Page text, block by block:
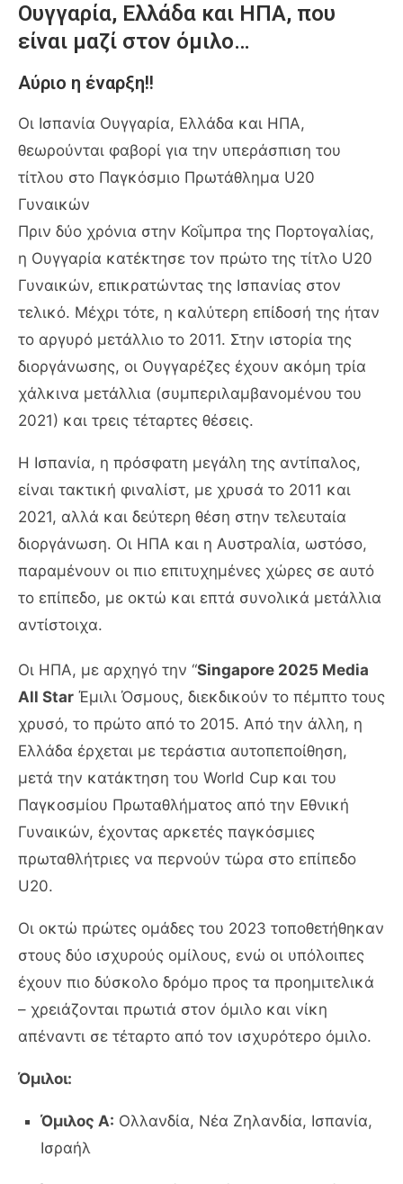
Ουγγαρία, Ελλάδα και ΗΠΑ, που
είναι μαζί στον όμιλο…
Αύριο η έναρξη!!
Οι Ισπανία Ουγγαρία, Ελλάδα και ΗΠΑ,
θεωρούνται φαβορί για την υπεράσπιση του
τίτλου στο Παγκόσμιο Πρωτάθλημα U20
Γυναικών
Πριν δύο χρόνια στην Κοΐμπρα της Πορτογαλίας,
η Ουγγαρία κατέκτησε τον πρώτο της τίτλο U20
Γυναικών, επικρατώντας της Ισπανίας στον
τελικό. Μέχρι τότε, η καλύτερη επίδοσή της ήταν
το αργυρό μετάλλιο το 2011. Στην ιστορία της
διοργάνωσης, οι Ουγγαρέζες έχουν ακόμη τρία
χάλκινα μετάλλια (συμπεριλαμβανομένου του
2021) και τρεις τέταρτες θέσεις.
Η Ισπανία, η πρόσφατη μεγάλη της αντίπαλος,
είναι τακτική φιναλίστ, με χρυσά το 2011 και
2021, αλλά και δεύτερη θέση στην τελευταία
διοργάνωση. Οι ΗΠΑ και η Αυστραλία, ωστόσο,
παραμένουν οι πιο επιτυχημένες χώρες σε αυτό
το επίπεδο, με οκτώ και επτά συνολικά μετάλλια
αντίστοιχα.
Οι ΗΠΑ, με αρχηγό την “Singapore 2025 Media
All Star Έμιλι Όσμους, διεκδικούν το πέμπτο τους
χρυσό, το πρώτο από το 2015. Από την άλλη, η
Ελλάδα έρχεται με τεράστια αυτοπεποίθηση,
μετά την κατάκτηση του World Cup και του
Παγκοσμίου Πρωταθλήματος από την Εθνική
Γυναικών, έχοντας αρκετές παγκόσμιες
πρωταθλήτριες να περνούν τώρα στο επίπεδο
U20.
Οι οκτώ πρώτες ομάδες του 2023 τοποθετήθηκαν
στους δύο ισχυρούς ομίλους, ενώ οι υπόλοιπες
έχουν πιο δύσκολο δρόμο προς τα προημιτελικά
– χρειάζονται πρωτιά στον όμιλο και νίκη
απέναντι σε τέταρτο από τον ισχυρότερο όμιλο.
Όμιλοι:
Όμιλος Α: Ολλανδία, Νέα Ζηλανδία, Ισπανία,
Ισραήλ